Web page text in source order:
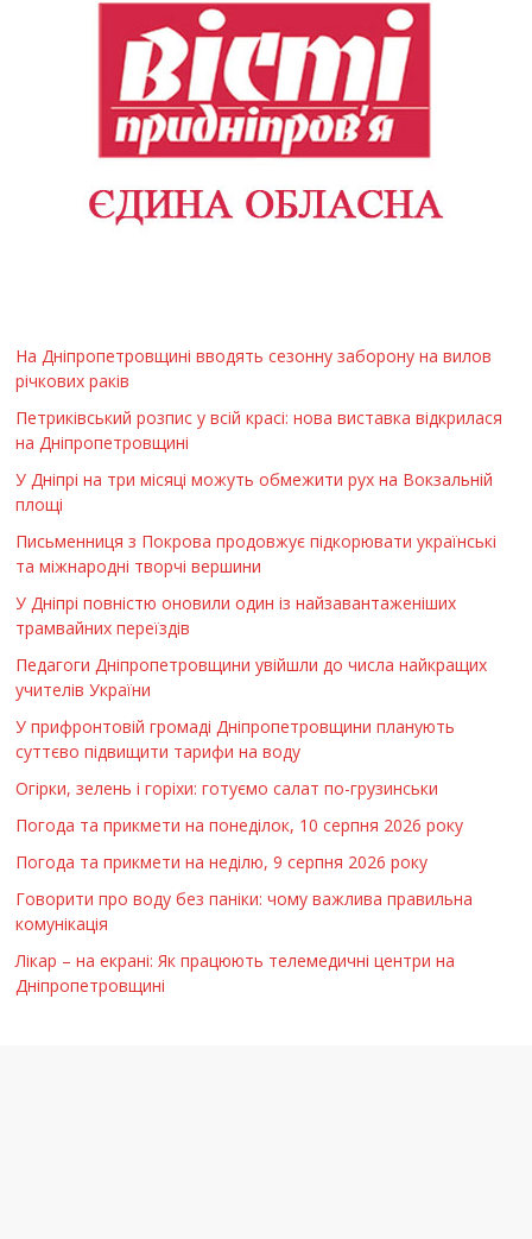
На Дніпропетровщині вводять сезонну заборону на вилов
річкових раків
Петриківський розпис у всій красі: нова виставка відкрилася
на Дніпропетровщині
У Дніпрі на три місяці можуть обмежити рух на Вокзальній
площі
Письменниця з Покрова продовжує підкорювати українські
та міжнародні творчі вершини
У Дніпрі повністю оновили один із найзавантаженіших
трамвайних переїздів
Педагоги Дніпропетровщини увійшли до числа найкращих
учителів України
У прифронтовій громаді Дніпропетровщини планують
суттєво підвищити тарифи на воду
Огірки, зелень і горіхи: готуємо салат по-грузинськи
Погода та прикмети на понеділок, 10 серпня 2026 року
Погода та прикмети на неділю, 9 серпня 2026 року
Говорити про воду без паніки: чому важлива правильна
комунікація
Лікар – на екрані: Як працюють телемедичні центри на
Дніпропетровщині